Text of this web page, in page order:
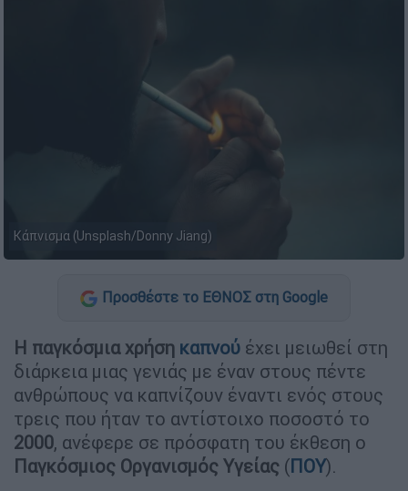
Κάπνισμα (Unsplash/Donny Jiang)
Προσθέστε το ΕΘΝΟΣ στη Google
Η παγκόσμια χρήση καπνού έχει μειωθεί στη
διάρκεια μιας γενιάς με έναν στους πέντε
ανθρώπους να καπνίζουν έναντι ενός στους
τρεις που ήταν το αντίστοιχο ποσοστό το
2000, ανέφερε σε πρόσφατη του έκθεση ο
Παγκόσμιος Οργανισμός Υγείας (ΠΟΥ).